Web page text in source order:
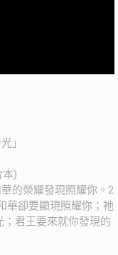
」
本)
的榮耀發現照耀你。2
華卻要顯現照耀你；祂
君王要來就你發現的